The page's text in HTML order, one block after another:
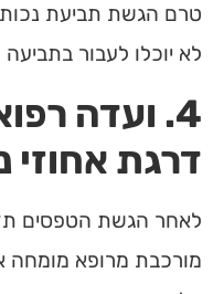
טרם הגשת תביעת נכות
לא יוכלו לעבור
4. ועדה
דרגת אחוזי
לאחר הגשת הטפסים
מורכבת מרופא מומחה